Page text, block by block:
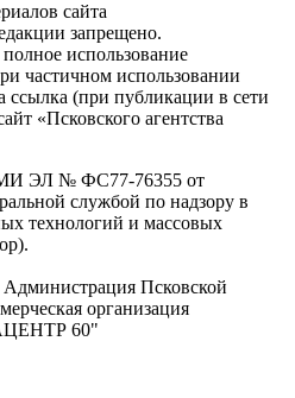
сайта
запрещено.
использование
частичном использовании
ссылка (при публикации в сети
«Псковского агентства
ЭЛ № ФС77-76355 от
службой по надзору в
технологий и массовых
Администрация Псковской
организация
60"